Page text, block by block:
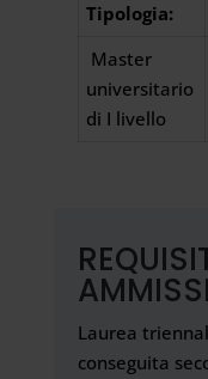
Tipologia:
Master
universitario
di I livello
Laurea
conseguita